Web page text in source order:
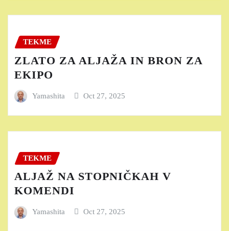
TEKME
ZLATO ZA ALJAŽA IN BRON ZA
EKIPO
Yamashita Oct 27, 2025
TEKME
ALJAŽ NA STOPNIČKAH V
KOMENDI
Yamashita Oct 27, 2025